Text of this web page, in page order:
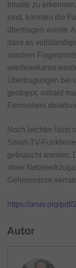
Inhalte zu
sind, konnten die
übertragen wurde.
dass es
sondern
wiedererkannt
Übertragungen bei
gestoppt, sobald
Fernsehers
Noch leichter lässt
Smart-TV-
gebraucht werden:
ohne
Geheimnisse
https://arxiv.org/pdf/
Autor